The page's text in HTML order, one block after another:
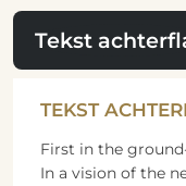
Tekst
TEKST
First in the
In a vision of the